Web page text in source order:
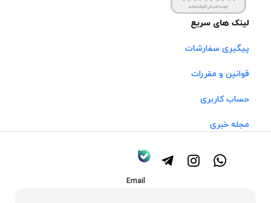
لینک های سریع
پیگیری سفارشات
قوانین و مقررات
حساب کاربری
مجله خبری
Email